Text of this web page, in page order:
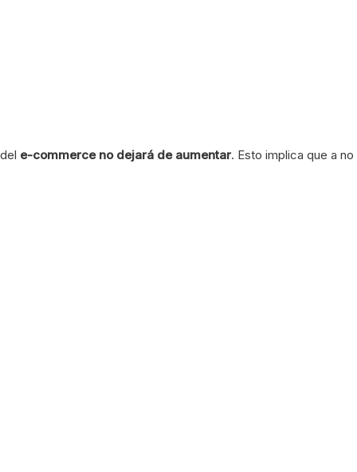
del e-commerce no dejará de aumentar. Esto implica que a no